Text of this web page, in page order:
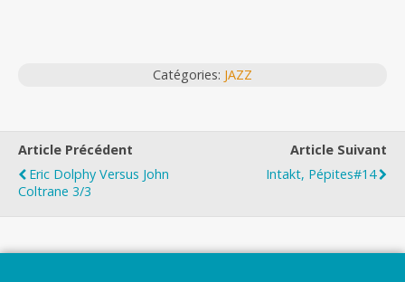
Catégories: JAZZ
Article Précédent
Eric Dolphy Versus John
Coltrane 3/3
Article Suivant
Intakt, Pépites#14